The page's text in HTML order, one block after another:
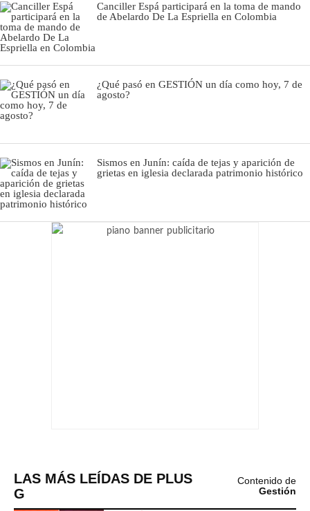
Canciller Espá participará en la toma de mando
de Abelardo De La Espriella en Colombia
¿Qué pasó en GESTIÓN un día como hoy, 7 de
agosto?
Sismos en Junín: caída de tejas y aparición de
grietas en iglesia declarada patrimonio histórico
LAS MÁS LEÍDAS DE PLUS
G
Contenido de
Gestión